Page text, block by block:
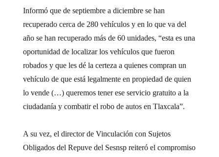
Informó que de septiembre a diciembre se han
recuperado cerca de 280 vehículos y en lo que va del
año se han recuperado más de 60 unidades, “esta es una
oportunidad de localizar los vehículos que fueron
robados y que les dé la certeza a quienes compran un
vehículo de que está legalmente en propiedad de quien
lo vende (…) queremos tener ese servicio gratuito a la
ciudadanía y combatir el robo de autos en Tlaxcala”.
A su vez, el director de Vinculación con Sujetos
Obligados del Repuve del Sesnsp reiteró el compromiso